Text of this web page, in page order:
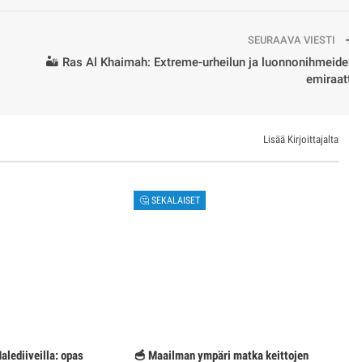
SEURAAVA VIESTI
🏜️ Ras Al Khaimah: Extreme-urheilun ja
Lisää Kirjoittajalta
opas
🤔 SEKALAISET
🥣 Maailman ympäri matka keittojen